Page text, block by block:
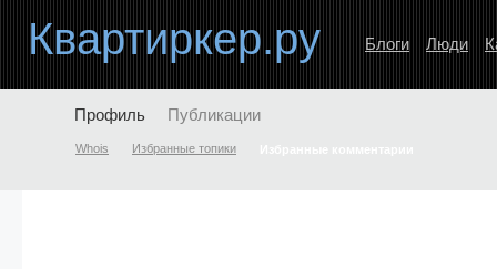
Квартиркер.ру Блоги Люди
Профиль
Whois Избранные топики
Публикации